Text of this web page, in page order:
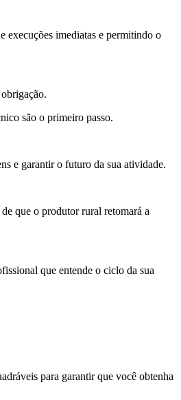
execuções imediatas e permitindo o
são o primeiro passo.
e garantir o futuro da sua atividade.
que o produtor rural retomará a
que entende o ciclo da sua
para garantir que você obtenha